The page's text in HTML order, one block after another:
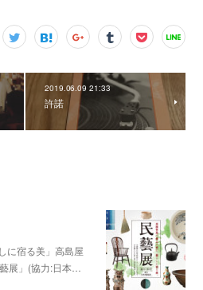
2019.06.09 21:33
許諾
に宿る美」高島屋
展」(協力:日本…